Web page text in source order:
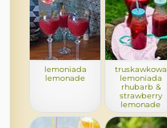
lemoniada
lemonade
truskawkowa
lemoniada
rhubarb &
strawberry
lemonade